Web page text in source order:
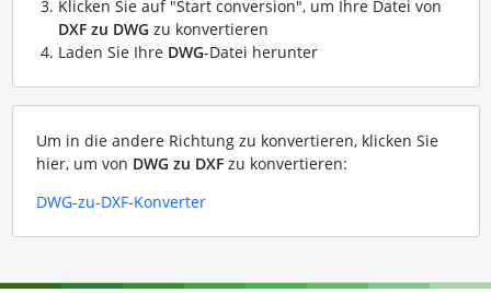
Klicken Sie auf "Start conversion", um Ihre Datei von
DXF zu DWG zu konvertieren
Laden Sie Ihre DWG-Datei herunter
Um in die andere Richtung zu konvertieren, klicken Sie
hier, um von DWG zu DXFzu konvertieren:
DWG-zu-DXF-Konverter